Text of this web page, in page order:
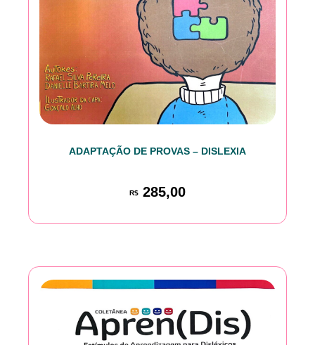
ADAPTAÇÃO DE PROVAS – DISLEXIA
R$ 285,00